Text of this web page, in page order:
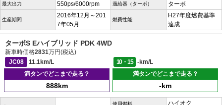
最大出力 550ps/6000rpm 過給器（ターボ） ターボ
生産期間
2016年12月～201
7年05月
燃費性能
H27年度燃費基準
達成
ターボS Eハイブリッド PDK 4WD
新車時価格2831万円(税込)
JC08
11.1km/L 10・15
-km/L
満タンでどこまで走る？
888km
満タンでどこまで走る？
-km
使用燃料
ハイオク